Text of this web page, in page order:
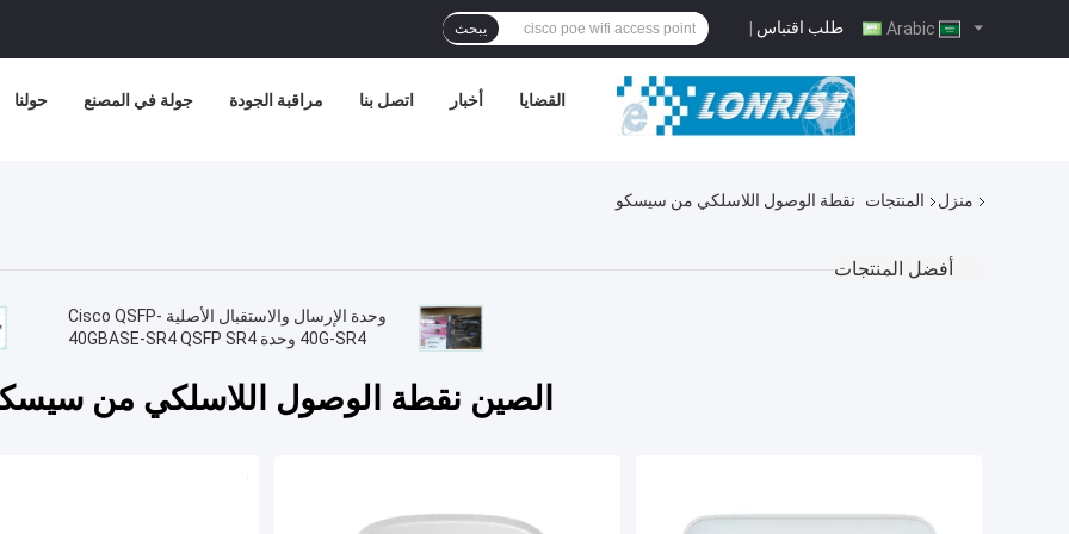
طلب اقتباس | يبحث
حولنا جولة في المصنع مراقبة الجودة اتصل بنا أخبار القضايا
منزل المنتجات نقطة الوصول اللاسلكي من سيسكو
أفضل المنتجات
وحدة الإرسال والاستقبال الأصلية Cisco QSFP-
40G-SR4 وحدة 40GBASE-SR4 QSFP SR4
الصين نقطة الوصول اللاسلكي من